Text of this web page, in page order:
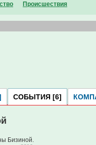
Проиcшествия
СОБЫТИЯ [6]
Бизиной.